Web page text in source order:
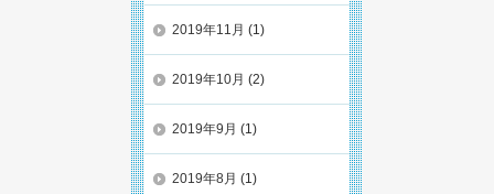
2019年11月 (1)
2019年10月 (2)
2019年9月 (1)
2019年8月 (1)